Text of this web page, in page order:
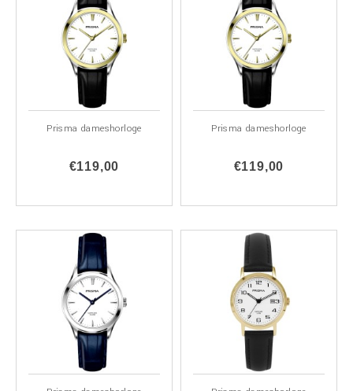
Prisma dameshorloge
€119,00
Prisma dameshorloge
€119,00